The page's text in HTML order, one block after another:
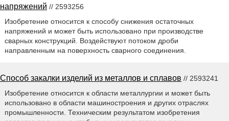
напряжений // 2593256
Изобретение относится к способу снижения остаточных
напряжений и может быть использовано при производстве
сварных конструкций. Воздействуют потоком дроби
направленным на поверхность сварного соединения.
Способ закалки изделий из металлов и сплавов // 2593241
Изобретение относится к области металлургии и может быть
использовано в области машиностроения и других отраслях
промышленности. Техническим результатом изобретения